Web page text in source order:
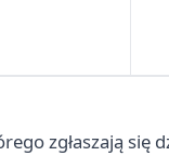
zgłaszają